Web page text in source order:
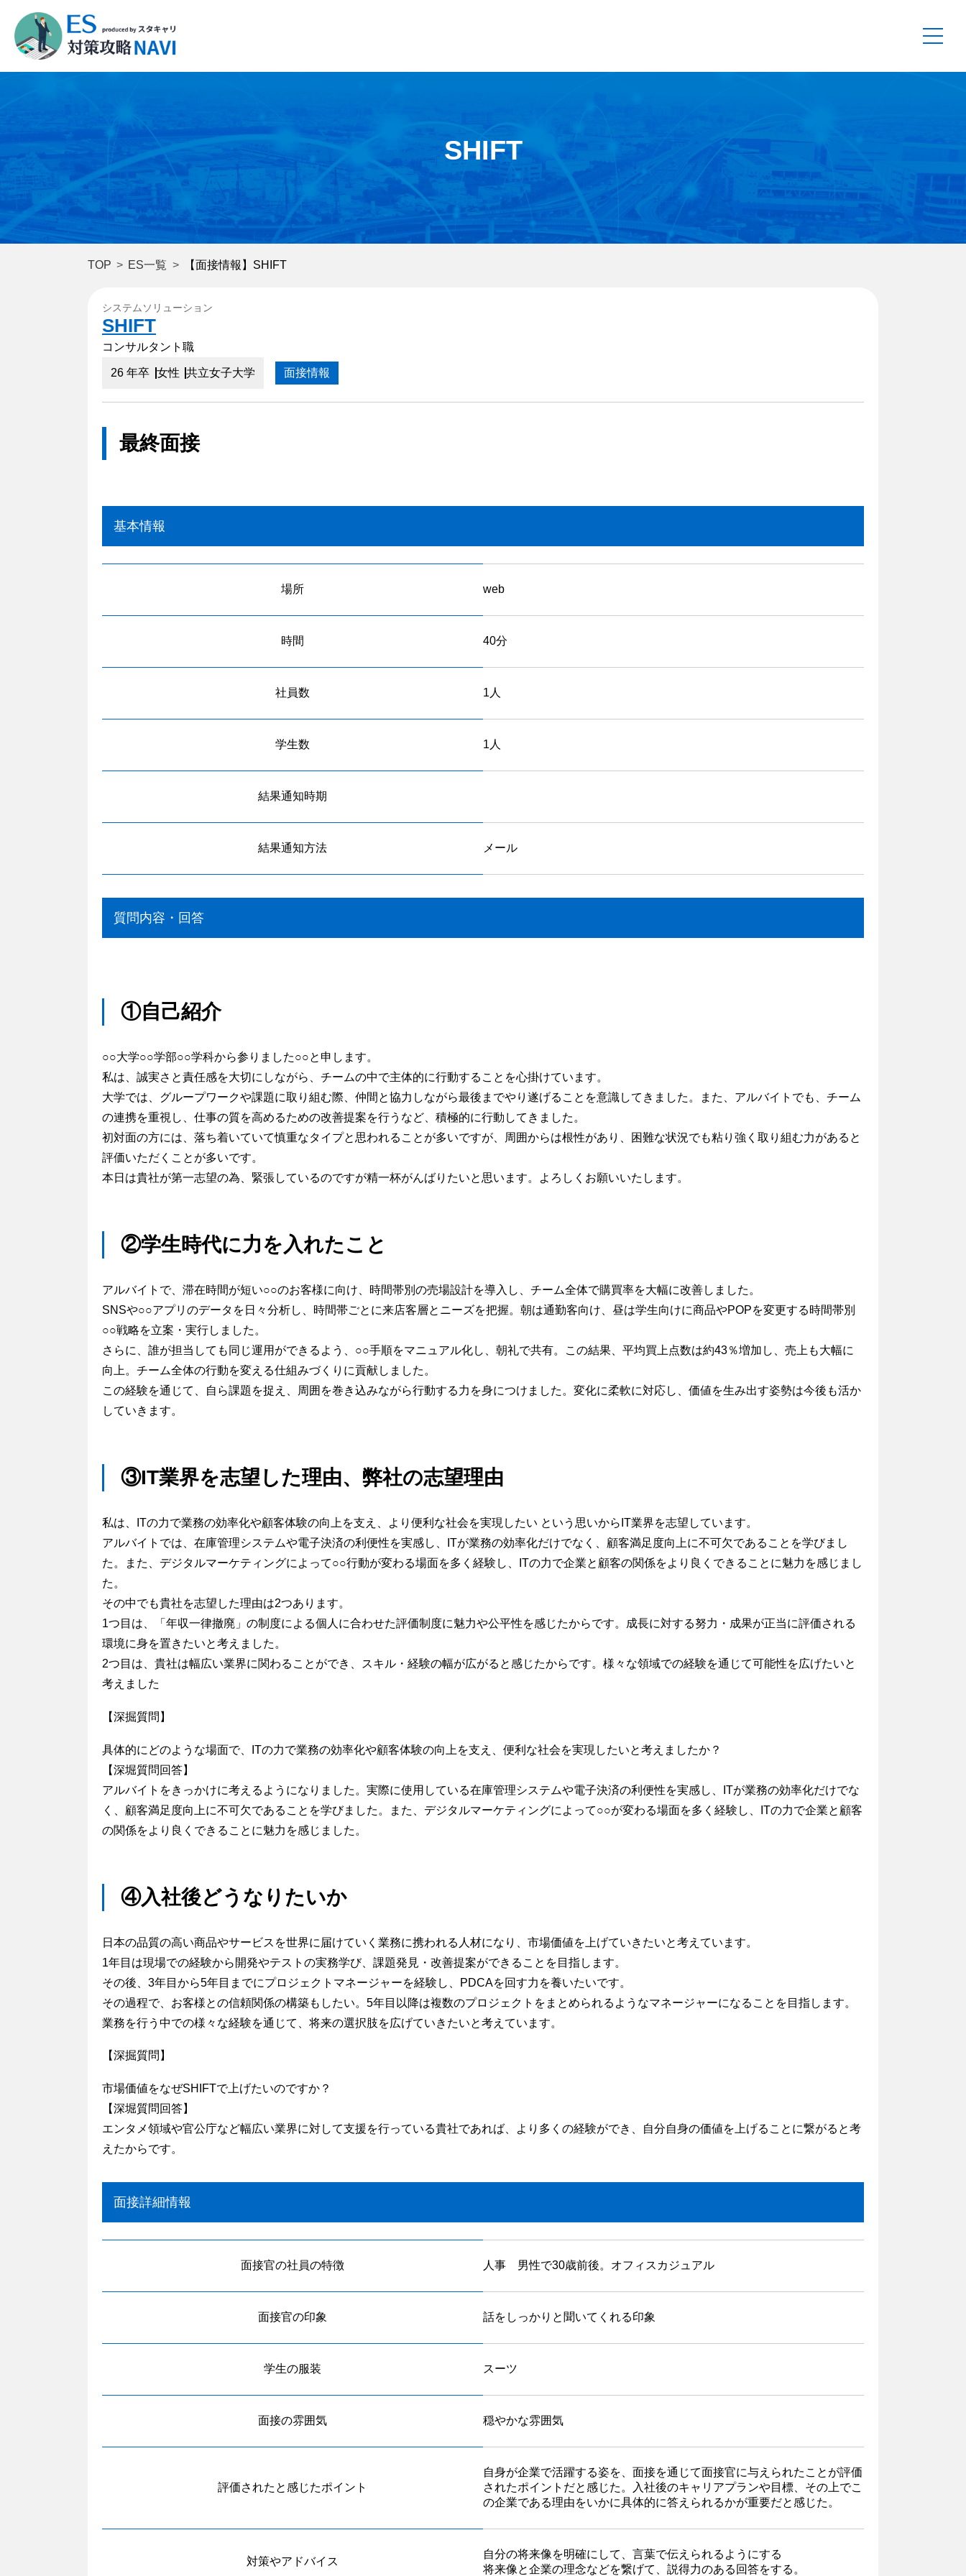
SHIFT
TOP ES一覧 【面接情報】SHIFT
システムソリューション
SHIFT
コンサルタント職
26 年卒 女性 共立女子大学 面接情報
最終面接
基本情報
場所 web
時間 40分
社員数 1人
学生数 1人
結果通知時期
結果通知方法 メール
質問内容・回答
①自己紹介
○○大学○○学部○○学科から参りました○○と申します。
私は、誠実さと責任感を大切にしながら、チームの中で主体的に行動することを心掛けています。
大学では、グループワークや課題に取り組む際、仲間と協力しながら最後までやり遂げることを意識してきました。また、アルバイトでも、チーム
の連携を重視し、仕事の質を高めるための改善提案を行うなど、積極的に行動してきました。
初対面の方には、落ち着いていて慎重なタイプと思われることが多いですが、周囲からは根性があり、困難な状況でも粘り強く取り組む力があると
評価いただくことが多いです。
本日は貴社が第一志望の為、緊張しているのですが精一杯がんばりたいと思います。よろしくお願いいたします。
②学生時代に力を入れたこと
アルバイトで、滞在時間が短い○○のお客様に向け、時間帯別の売場設計を導入し、チーム全体で購買率を大幅に改善しました。
SNSや○○アプリのデータを日々分析し、時間帯ごとに来店客層とニーズを把握。朝は通勤客向け、昼は学生向けに商品やPOPを変更する時間帯別
○○戦略を立案・実行しました。
さらに、誰が担当しても同じ運用ができるよう、○○手順をマニュアル化し、朝礼で共有。この結果、平均買上点数は約43％増加し、売上も大幅に
向上。チーム全体の行動を変える仕組みづくりに貢献しました。
この経験を通じて、自ら課題を捉え、周囲を巻き込みながら行動する力を身につけました。変化に柔軟に対応し、価値を生み出す姿勢は今後も活か
していきます。
③IT業界を志望した理由、弊社の志望理由
私は、ITの力で業務の効率化や顧客体験の向上を支え、より便利な社会を実現したい という思いからIT業界を志望しています。
アルバイトでは、在庫管理システムや電子決済の利便性を実感し、ITが業務の効率化だけでなく、顧客満足度向上に不可欠であることを学びまし
た。また、デジタルマーケティングによって○○行動が変わる場面を多く経験し、ITの力で企業と顧客の関係をより良くできることに魅力を感じまし
た。
その中でも貴社を志望した理由は2つあります。
1つ目は、「年収一律撤廃」の制度による個人に合わせた評価制度に魅力や公平性を感じたからです。成長に対する努力・成果が正当に評価される
環境に身を置きたいと考えました。
2つ目は、貴社は幅広い業界に関わることができ、スキル・経験の幅が広がると感じたからです。様々な領域での経験を通じて可能性を広げたいと
考えました
【深掘質問】
具体的にどのような場面で、ITの力で業務の効率化や顧客体験の向上を支え、便利な社会を実現したいと考えましたか？
【深堀質問回答】
アルバイトをきっかけに考えるようになりました。実際に使用している在庫管理システムや電子決済の利便性を実感し、ITが業務の効率化だけでな
く、顧客満足度向上に不可欠であることを学びました。また、デジタルマーケティングによって○○が変わる場面を多く経験し、ITの力で企業と顧客
の関係をより良くできることに魅力を感じました。
④入社後どうなりたいか
日本の品質の高い商品やサービスを世界に届けていく業務に携われる人材になり、市場価値を上げていきたいと考えています。
1年目は現場での経験から開発やテストの実務学び、課題発見・改善提案ができることを目指します。
その後、3年目から5年目までにプロジェクトマネージャーを経験し、PDCAを回す力を養いたいです。
その過程で、お客様との信頼関係の構築もしたい。5年目以降は複数のプロジェクトをまとめられるようなマネージャーになることを目指します。
業務を行う中での様々な経験を通じて、将来の選択肢を広げていきたいと考えています。
【深掘質問】
市場価値をなぜSHIFTで上げたいのですか？
【深堀質問回答】
エンタメ領域や官公庁など幅広い業界に対して支援を行っている貴社であれば、より多くの経験ができ、自分自身の価値を上げることに繋がると考
えたからです。
面接詳細情報
面接官の社員の特徴 人事 男性で30歳前後。オフィスカジュアル
面接官の印象 話をしっかりと聞いてくれる印象
学生の服装 スーツ
面接の雰囲気 穏やかな雰囲気
評価されたと感じたポイント
自身が企業で活躍する姿を、面接を通じて面接官に与えられたことが評価
されたポイントだと感じた。入社後のキャリアプランや目標、その上でこ
の企業である理由をいかに具体的に答えられるかが重要だと感じた。
対策やアドバイス
自分の将来像を明確にして、言葉で伝えられるようにする
将来像と企業の理念などを繋げて、説得力のある回答をする。